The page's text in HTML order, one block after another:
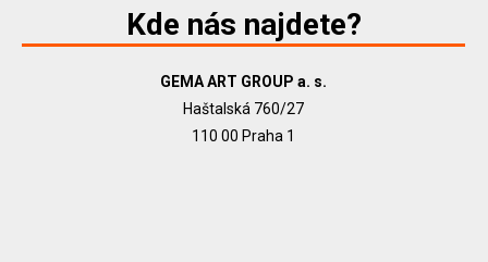
Kde nás najdete?
GEMA ART GROUP a. s.
Haštalská 760/27
110 00 Praha 1